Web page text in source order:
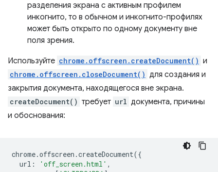
разделения экрана с активным профилем
инкогнито, то в обычном и инкогнито-профилях
может быть открыто по одному документу вне
поля зрения.
Используйте chrome.offscreen.createDocument() и
chrome.offscreen.closeDocument() для создания и
закрытия документа, находящегося вне экрана.
createDocument() требует url документа, причины
и обоснования:
chrome.offscreen .createDocument({
url : 'off_screen.html' ,